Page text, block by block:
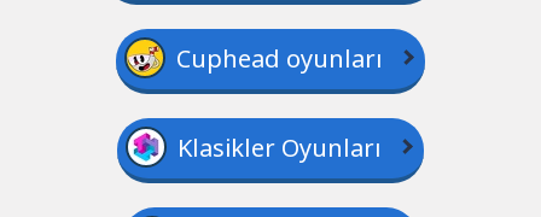
Cuphead oyunları
Klasikler Oyunları